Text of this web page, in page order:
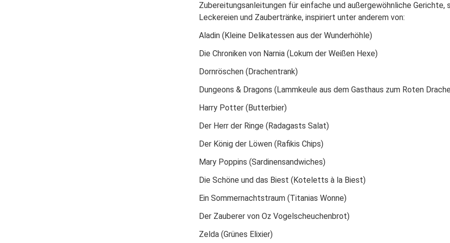
Zubereitungsanleitungen für einfache und außergewöhnliche Gerichte,
Leckereien und Zaubertränke, inspiriert unter anderem von:
Aladin (Kleine Delikatessen aus der Wunderhöhle)
Die Chroniken von Narnia (Lokum der Weißen Hexe)
Dornröschen (Drachentrank)
Dungeons & Dragons (Lammkeule aus dem Gasthaus zum Roten
Harry Potter (Butterbier)
Der Herr der Ringe (Radagasts Salat)
Der König der Löwen (Rafikis Chips)
Mary Poppins (Sardinensandwiches)
Die Schöne und das Biest (Koteletts à la Biest)
Ein Sommernachtstraum (Titanias Wonne)
Der Zauberer von Oz Vogelscheuchenbrot)
Zelda (Grünes Elixier)